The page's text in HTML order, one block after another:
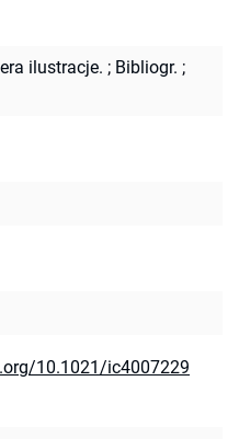
ilustracje. ; Bibliogr. ;
10.1021/ic4007229